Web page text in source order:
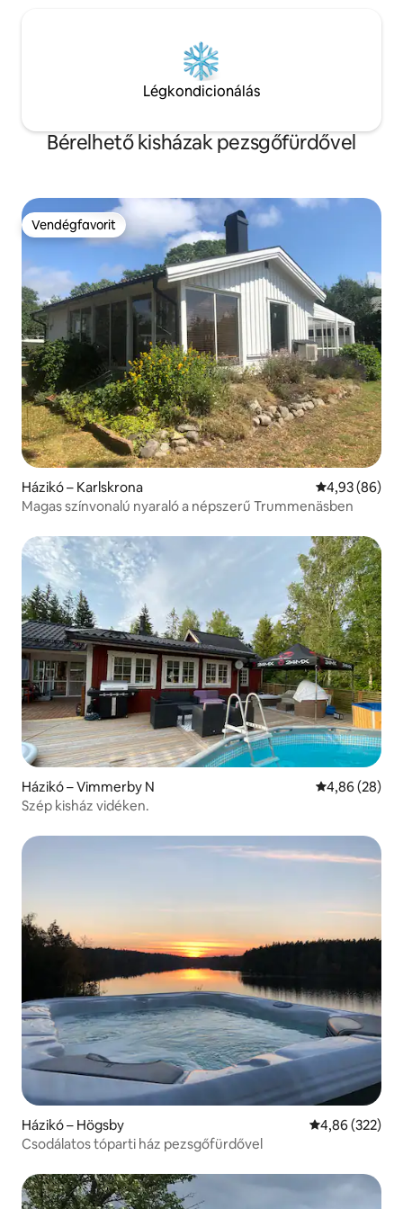
Légkondicionálás
Bérelhető kisházak pezsgőfürdővel
Vendégfavorit
Vendégfavorit
Házikó – Karlskrona Átlagos
4,93 (86)
Magas színvonalú nyaraló a népszerű Trummenäsben
Házikó – Vimmerby N Átlagos
4,86 (28)
Szép kisház vidéken.
Házikó – Högsby Átlagos
4,86 (322)
Csodálatos tóparti ház pezsgőfürdővel